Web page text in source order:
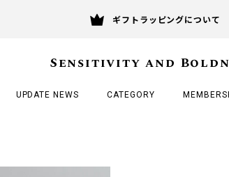
ギフトラッピングについて
Sensitivity and
UPDATE NEWS CATEGORY